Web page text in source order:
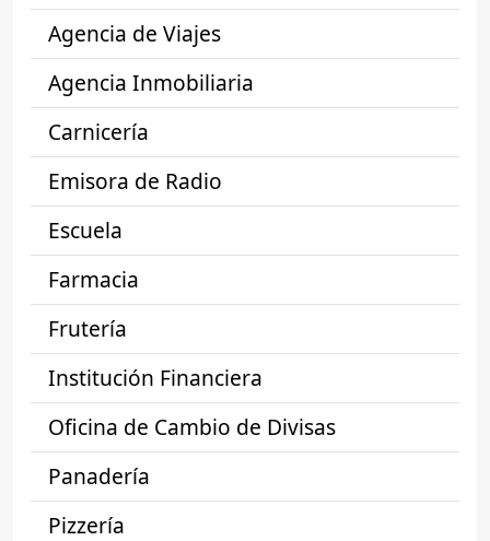
Agencia de Viajes
Agencia Inmobiliaria
Carnicería
Emisora de Radio
Escuela
Farmacia
Frutería
Institución Financiera
Oficina de Cambio de Divisas
Panadería
Pizzería